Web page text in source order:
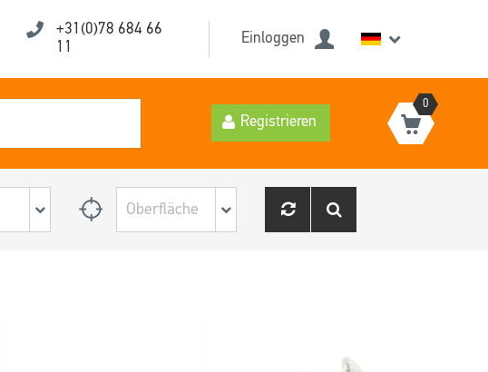
+31(0)78 684 66
11
Einloggen
Registrieren
0